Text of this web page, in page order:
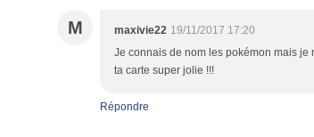
M maxivie22 19/11/2017 17:20
Je connais de nom les pokémon mais
ta carte super jolie !!!
Répondre